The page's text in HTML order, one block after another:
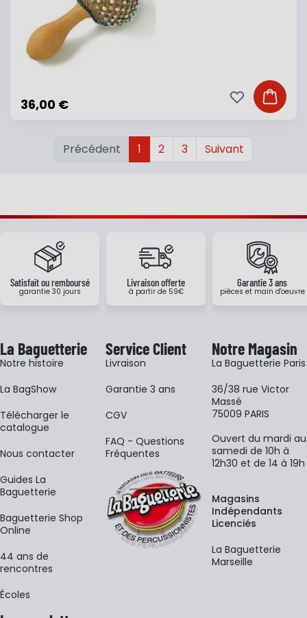
36,00 € Ajouter
Ajouter à ma
Précédent 1 2 3 Suivant
Satisfait ou remboursé
garantie 30 jours
Livraison offerte
à partir de 59€
Garantie 3 ans
pièces et main d'oeuvre
La Baguetterie
Notre histoire
La BagShow
​Télécharger le
catalogue
Nous contacter
Guides La
Baguetterie
Baguetterie Shop
Online
44 ans de
rencontres
Écoles
Service Client
Livraison
Garantie 3 ans
CGV
FAQ - Questions
Fréquentes
Notre Magasin
La Baguetterie Paris
36/38 rue Victor
Massé
75009 PARIS
Ouvert du mardi au
samedi de 10h à
12h30 et de 14 à 19h
Magasins
Indépendants
Licenciés
La Baguetterie
Marseille